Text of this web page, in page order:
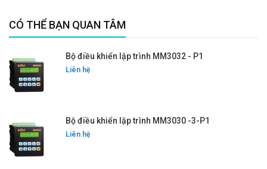
CÓ THỂ BẠN QUAN TÂM
Bộ điều khiển lập trình MM3032 - P1
Liên hệ
Bộ điều khiển lập trình MM3030 -3-P1
Liên hệ